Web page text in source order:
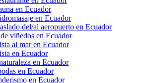
en Ecuador
en Ecuador
del/al aeropuerto en Ecuador
viñedos en Ecuador
al mar en Ecuador
en Ecuador
en Ecuador
en Ecuador
en Ecuador